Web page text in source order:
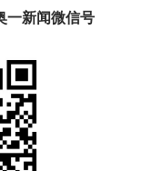
一新闻微信号